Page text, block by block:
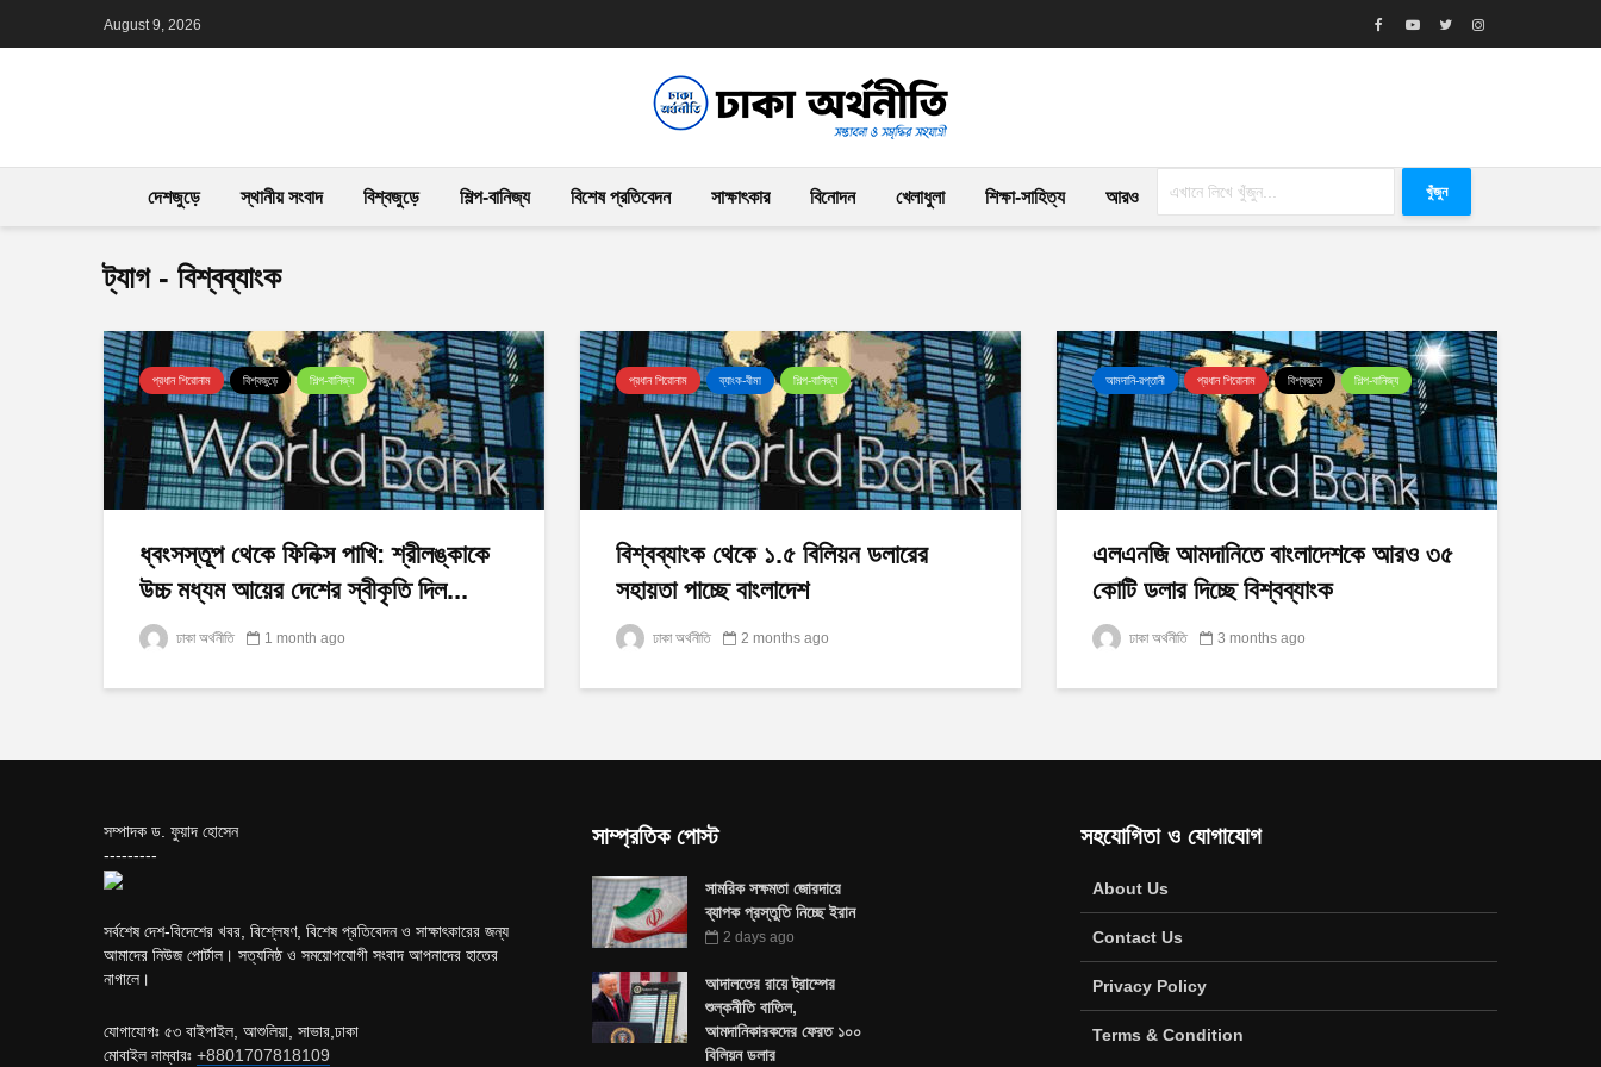
August 9, 2026
দেশজুড়ে স্থানীয় সংবাদ বিশ্বজুড়ে শিল্প-বানিজ্য বিশেষ প্রতিবেদন সাক্ষাৎকার বিনোদন খেলাধুলা শিক্ষা-সাহিত্য আরও খুঁজুন
ট্যাগ - বিশ্বব্যাংক
প্রধান শিরোনাম বিশ্বজুড়ে শিল্প-বানিজ্য
ধ্বংসস্তূপ থেকে ফিনিক্স পাখি: শ্রীলঙ্কাকে
উচ্চ মধ্যম আয়ের দেশের স্বীকৃতি দিল...
ঢাকা অর্থনীতি 1 month ago
প্রধান শিরোনাম ব্যাংক-বীমা শিল্প-বানিজ্য
বিশ্বব্যাংক থেকে ১.৫ বিলিয়ন ডলারের
সহায়তা পাচ্ছে বাংলাদেশ
ঢাকা অর্থনীতি 2 months ago
আমদানি-রপ্তানী প্রধান শিরোনাম বিশ্বজুড়ে শিল্প-বানিজ্য
এলএনজি আমদানিতে বাংলাদেশকে আরও ৩৫
কোটি ডলার দিচ্ছে বিশ্বব্যাংক
ঢাকা অর্থনীতি 3 months ago
সম্পাদক ড. ফুয়াদ হোসেন
---------
সর্বশেষ দেশ-বিদেশের খবর, বিশ্লেষণ, বিশেষ প্রতিবেদন ও সাক্ষাৎকারের জন্য
আমাদের নিউজ পোর্টাল। সত্যনিষ্ঠ ও সময়োপযোগী সংবাদ আপনাদের হাতের
নাগালে।
যোগাযোগঃ ৫৩ বাইপাইল, আশুলিয়া, সাভার,ঢাকা
মোবাইল নাম্বারঃ +8801707818109
সাম্প্রতিক পোস্ট
সামরিক সক্ষমতা জোরদারে
ব্যাপক প্রস্তুতি নিচ্ছে ইরান
2 days ago
আদালতের রায়ে ট্রাম্পের
শুল্কনীতি বাতিল,
আমদানিকারকদের ফেরত ১০০
বিলিয়ন ডলার
সহযোগিতা ও যোগাযোগ
About Us
Contact Us
Privacy Policy
Terms & Condition